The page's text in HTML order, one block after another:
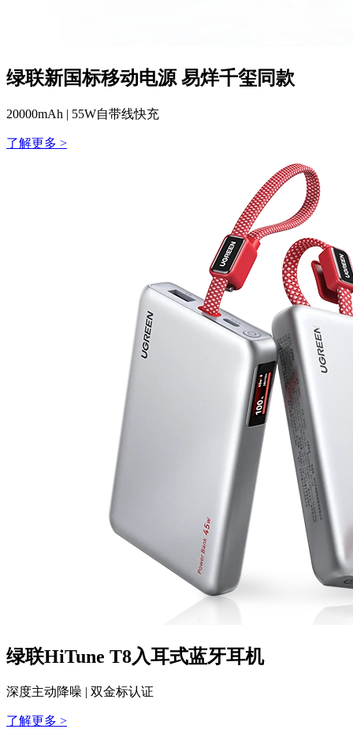
绿联新国标移动电源 易烊千玺同款
20000mAh | 55W自带线快充
了解更多 >
绿联HiTune T8入耳式蓝牙耳机
深度主动降噪 | 双金标认证
了解更多 >